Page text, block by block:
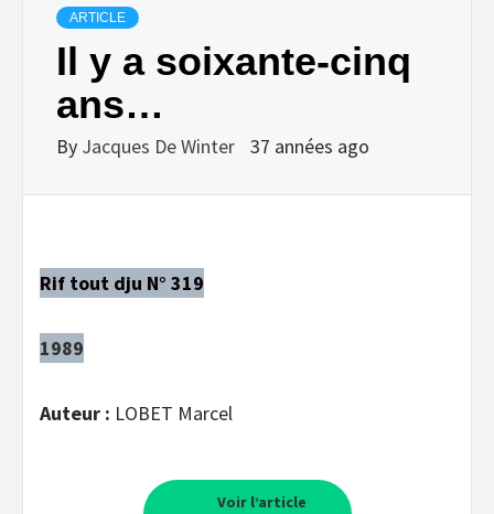
ARTICLE
Il y a soixante-cinq
ans…
By Jacques De Winter 37 années ago
Rif tout dju N° 319
1989
Auteur : LOBET Marcel
Voir l’article